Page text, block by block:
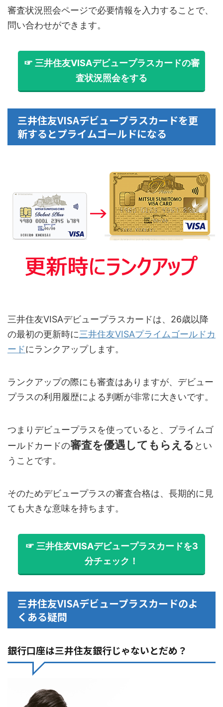
審査状況照会ページで必要情報を入力することで、
問い合わせができます。
☞ 三井住友VISAデビュープラスカードの審
査状況照会をする
三井住友VISAデビュープラスカードを更
新するとプライムゴールドになる
三井住友VISAデビュープラスカードは、26歳以降
の最初の更新時に三井住友VISAプライムゴールドカ
ードにランクアップします。
ランクアップの際にも審査はありますが、デビュー
プラスの利用履歴による判断が非常に大きいです。
つまりデビュープラスを使っていると、プライムゴ
ールドカードの審査を優遇してもらえる とい
うことです。
そのためデビュープラスの審査合格は、長期的に見
ても大きな意味を持ちます。
☞ 三井住友VISAデビュープラスカードを3
分チェック！
三井住友VISAデビュープラスカードのよ
くある疑問
銀行口座は三井住友銀行じゃないとだめ？